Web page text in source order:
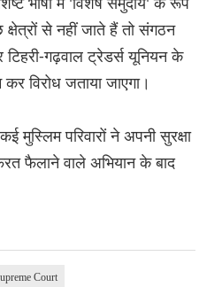
से नहीं जाते हैं तो संगठन
टिहरी-गढ़वाल ट्रेडर्स यूनियन के
विरोध जताया जाएगा।
मुस्लिम परिवारों ने अपनी सुरक्षा
फैलाने वाले अभियान के बाद
Court